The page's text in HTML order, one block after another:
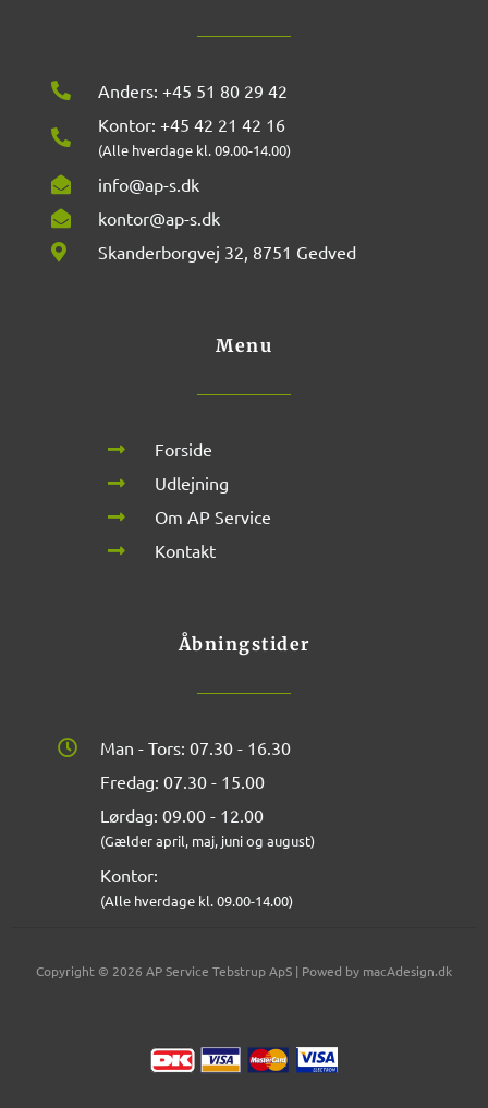
Anders: +45 51 80 29 42
Kontor: +45 42 21 42 16
(Alle hverdage kl. 09.00-14.00)
info@ap-s.dk
kontor@ap-s.dk
Skanderborgvej 32, 8751 Gedved
Menu
Forside
Udlejning
Om AP Service
Kontakt
Åbningstider
Man - Tors: 07.30 - 16.30
Fredag: 07.30 - 15.00
Lørdag: 09.00 - 12.00
(Gælder april, maj, juni og august)
Kontor:
(Alle hverdage kl. 09.00-14.00)
Copyright © 2026 AP Service Tebstrup ApS | Powed by macAdesign.dk